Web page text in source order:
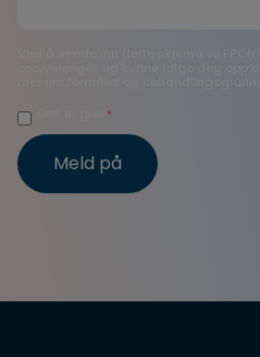
Ved å sende inn dette skjema vil
opplysninger, og kunne følge deg opp
*